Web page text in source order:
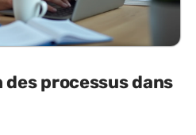
processus dans